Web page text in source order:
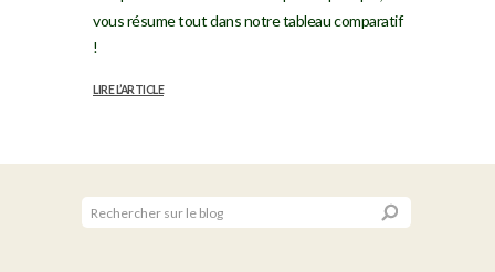
vous résume tout dans notre tableau comparatif
!
LIRE L’ARTICLE